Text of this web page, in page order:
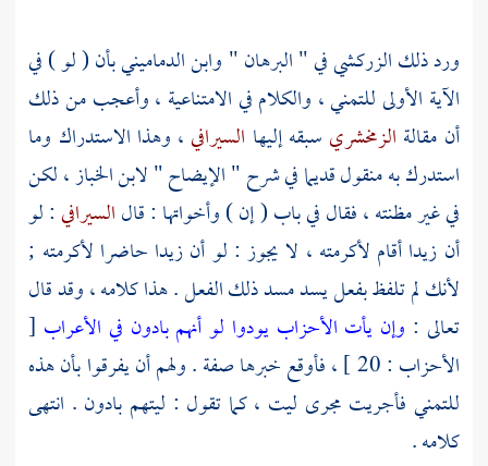
ورد ذلكالزركشيفي " البرهان " وابن الدمامينيبأن ( لو ) في
الآية الأولى للتمني ، والكلام في الامتناعية ، وأعجب من ذلك
أن مقالة الزمخشري سبقه إليها السيرافي، وهذا الاستدراك وما
استدرك به منقول قديما في شرح " الإيضاح "لابن الخباز، لكن
في غير مظنته ، فقال في باب ( إن ) وأخواتها : قالالسيرافي: لو
أن زيدا أقام لأكرمته ، لا يجوز : لو أن زيدا حاضرا لأكرمته ;
لأنك لم تلفظ بفعل يسد مسد ذلك الفعل . هذا كلامه ، وقد قال
تعالى : وإن يأت الأحزاب يودوا لو أنهم بادون في الأعراب [
الأحزاب : 20 ] ، فأوقع خبرها صفة . ولهم أن يفرقوا بأن هذه
للتمني فأجريت مجرى ليت ، كما تقول : ليتهم بادون . انتهى
كلامه .